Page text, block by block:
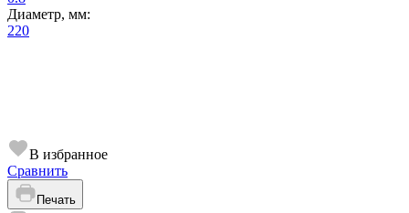
Диаметр, мм:
220
В избранное
Сравнить
Печать